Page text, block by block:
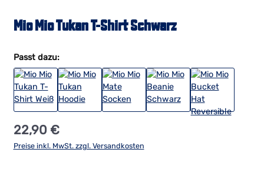
Mio Mio Tukan T-Shirt Schwarz
Passt dazu:
Regulärer Preis:
22,90 €
Preise inkl. MwSt. zzgl. Versandkosten